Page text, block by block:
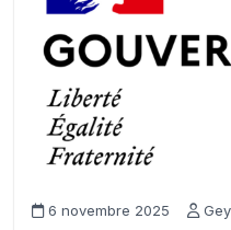
6 novembre 2025